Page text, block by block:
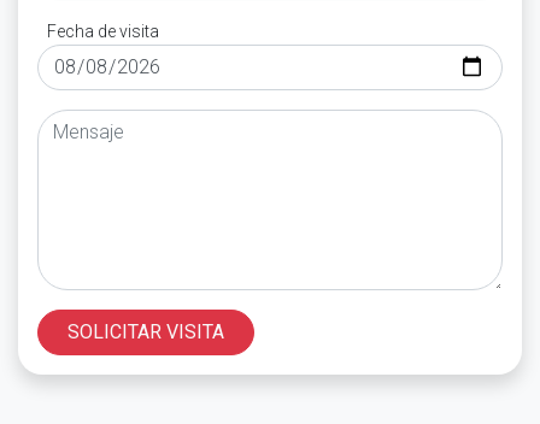
Fecha de visita
SOLICITAR VISITA